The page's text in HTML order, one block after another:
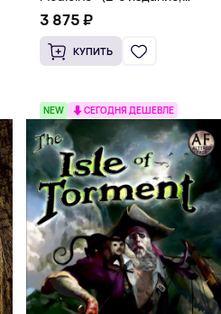
Мягкая обложка) Dr. Thomas
Watchman
3 875 ₽
КУПИТЬ
NEW СЕГОДНЯ ДЕШЕВЛЕ